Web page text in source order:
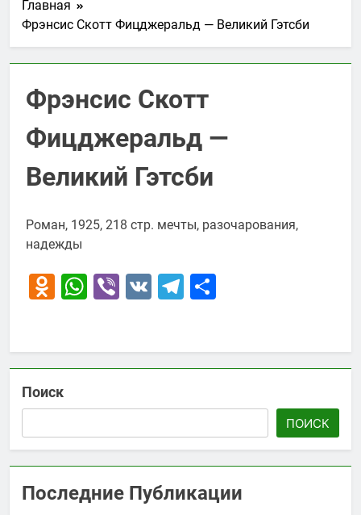
Главная
Фрэнсис Скотт Фицджеральд — Великий Гэтсби
Фрэнсис Скотт
Фицджеральд —
Великий Гэтсби
Роман, 1925, 218 стр. мечты, разочарования,
надежды
Odnoklassniki
WhatsApp
Viber
VK Telegram
Поиск
ПОИСК
Последние Публикации